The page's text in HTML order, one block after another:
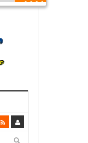
Ciudadana’